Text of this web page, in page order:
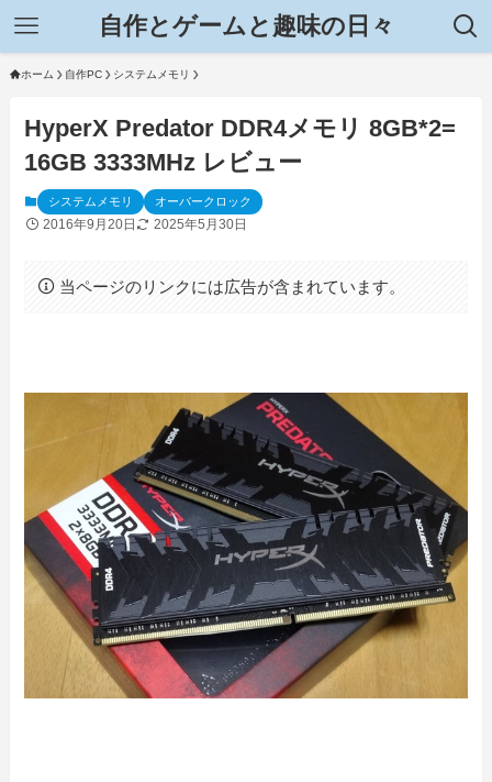
自作とゲームと趣味の日々
ホーム 自作PC システムメモリ
HyperX Predator DDR4メモリ 8GB*2=
16GB 3333MHz レビュー
システムメモリ オーバークロック
2016年9月20日 2025年5月30日
当ページのリンクには広告が含まれています。